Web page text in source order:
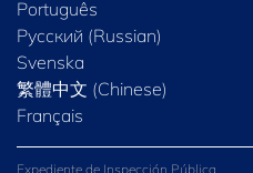
Português
Русский (Russian)
Svenska
繁體中文 (Chinese)
Français
Expediente de Inspección Pública